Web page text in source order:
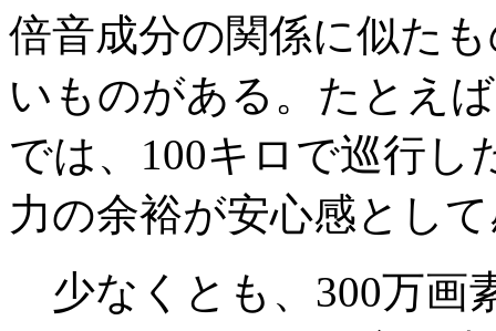
倍音成分の関係に似た
いものがある。たとえ
では、100キロで巡行し
力の余裕が安心感とし
少なくとも、300万画